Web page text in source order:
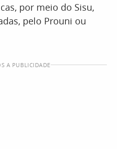
por meio do Sisu,
pelo Prouni ou
A PUBLICIDADE